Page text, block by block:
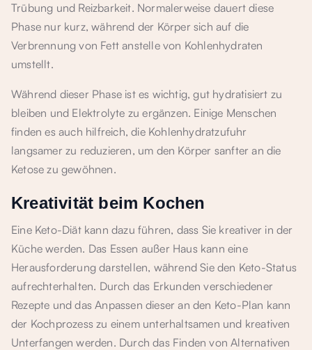
Trübung und Reizbarkeit. Normalerweise dauert diese
Phase nur kurz, während der Körper sich auf die
Verbrennung von Fett anstelle von Kohlenhydraten
umstellt.
Während dieser Phase ist es wichtig, gut hydratisiert zu
bleiben und Elektrolyte zu ergänzen. Einige Menschen
finden es auch hilfreich, die Kohlenhydratzufuhr
langsamer zu reduzieren, um den Körper sanfter an die
Ketose zu gewöhnen.
Kreativität beim Kochen
Eine Keto-Diät kann dazu führen, dass Sie kreativer in der
Küche werden. Das Essen außer Haus kann eine
Herausforderung darstellen, während Sie den Keto-Status
aufrechterhalten. Durch das Erkunden verschiedener
Rezepte und das Anpassen dieser an den Keto-Plan kann
der Kochprozess zu einem unterhaltsamen und kreativen
Unterfangen werden. Durch das Finden von Alternativen